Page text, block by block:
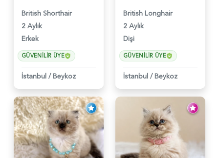
British Shorthair
2 Aylık
Erkek
GÜVENILIR ÜYE
İstanbul / Beykoz
British Longhair
2 Aylık
Dişi
GÜVENILIR ÜYE
İstanbul / Beykoz